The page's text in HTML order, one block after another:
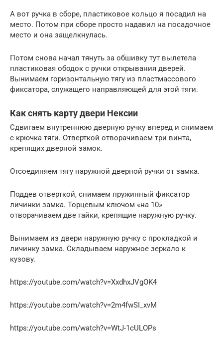
А вот ручка в сборе, пластиковое кольцо я посадил на
место. Потом при сборе просто надавил на посадочное
место и она защелкнулась.
Потом снова начал тянуть за обшивку тут вылетела
пластиковая ободок с ручки открывания дверей.
Вынимаем горизонтальную тягу из пластмассового
фиксатора, служащего направляющей для этой тяги.
Как снять карту двери Нексии
Сдвигаем внутреннюю дверную ручку вперед и снимаем
с крючка тяги. Отверткой отворачиваем три винта,
крепящих дверной замок.
Отсоединяем тягу наружной дверной ручки от замка.
Поддев отверткой, снимаем пружинный фиксатор
личинки замка. Торцевым ключом «на 10»
отворачиваем две гайки, крепящие наружную ручку.
Вынимаем из двери наружную ручку с прокладкой и
личинку замка. Складываем наружное зеркало к
кузову.
https://youtube.com/watch?v=XxdhxJVgOK4
https://youtube.com/watch?v=2m4fwSI_xvM
https://youtube.com/watch?v=WtJ-1cULOPs